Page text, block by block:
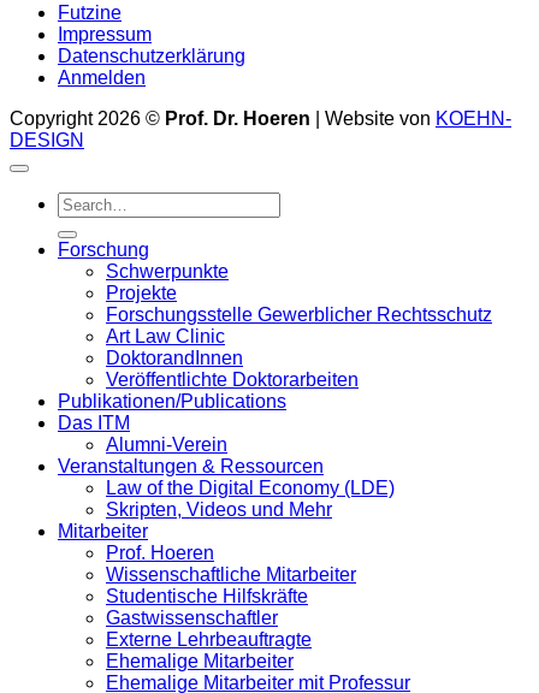
Futzine
Impressum
Datenschutzerklärung
Anmelden
Copyright 2026 © Prof. Dr. Hoeren | Website von KOEHN-
DESIGN
Forschung
Schwerpunkte
Projekte
Forschungsstelle Gewerblicher Rechtsschutz
Art Law Clinic
DoktorandInnen
Veröffentlichte Doktorarbeiten
Publikationen/Publications
Das ITM
Alumni-Verein
Veranstaltungen & Ressourcen
Law of the Digital Economy (LDE)
Skripten, Videos und Mehr
Mitarbeiter
Prof. Hoeren
Wissenschaftliche Mitarbeiter
Studentische Hilfskräfte
Gastwissenschaftler
Externe Lehrbeauftragte
Ehemalige Mitarbeiter
Ehemalige Mitarbeiter mit Professur